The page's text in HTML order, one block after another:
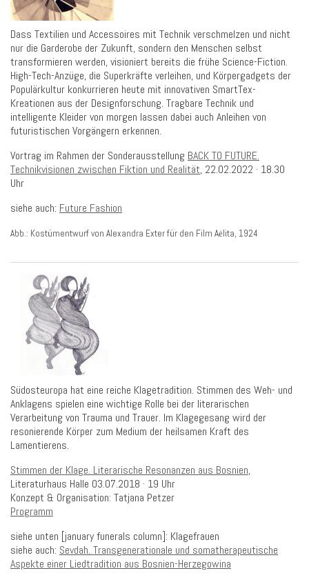
Dass Textilien und Accessoires mit Technik verschmelzen und nicht
nur die Garderobe der Zukunft, sondern den Menschen selbst
transformieren werden, visioniert bereits die frühe Science-Fiction.
High-Tech-Anzüge, die Superkräfte verleihen, und Körpergadgets der
Populärkultur konkurrieren heute mit innovativen SmartTex-
Kreationen aus der Designforschung. Tragbare Technik und
intelligente Kleider von morgen lassen dabei auch Anleihen von
futuristischen Vorgängern erkennen.
Vortrag im Rahmen der Sonderausstellung BACK TO FUTURE.
Technikvisionen zwischen Fiktion und Realität, 22.02.2022 · 18.30
Uhr
siehe auch: Future Fashion
Abb.: Kostümentwurf von Alexandra Exterfür den Film Aėlita, 1924
Südosteuropa hat eine reiche Klagetradition. Stimmen des Weh- und
Anklagens spielen eine wichtige Rolle bei der literarischen
Verarbeitung von Trauma und Trauer. Im Klagegesang wird der
resonierende Körper zum Medium der heilsamen Kraft des
Lamentierens.
Stimmen der Klage. Literarische Resonanzen aus Bosnien,
Literaturhaus Halle 03.07.2018 · 19 Uhr
Konzept & Organisation: Tatjana Petzer
Programm
siehe unten [january funerals column]: Klagefrauen
siehe auch: Sevdah. Transgenerationale und somatherapeutische
Aspekte einer Liedtradition aus Bosnien-Herzegowina